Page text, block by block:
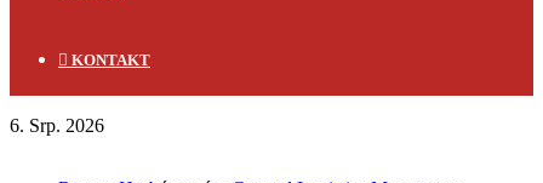
KONTAKT
6. Srp. 2026